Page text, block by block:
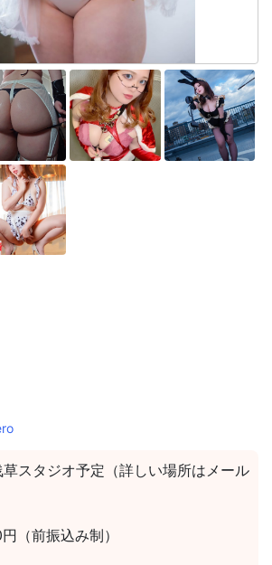
スタジオ予定（詳しい場所はメール
（前振込み制）